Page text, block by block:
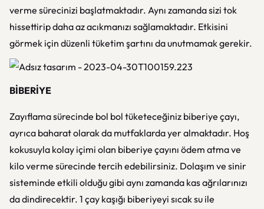
verme sürecinizi başlatmaktadır. Aynı zamanda sizi tok
hissettirip daha az acıkmanızı sağlamaktadır. Etkisini
görmek için düzenli tüketim şartını da unutmamak gerekir.
BİBERİYE
Zayıflama sürecinde bol bol tüketeceğiniz biberiye çayı,
ayrıca baharat olarak da mutfaklarda yer almaktadır. Hoş
kokusuyla kolay içimi olan biberiye çayını ödem atma ve
kilo verme sürecinde tercih edebilirsiniz. Dolaşım ve sinir
sisteminde etkili olduğu gibi aynı zamanda kas ağrılarınızı
da dindirecektir. 1 çay kaşığı biberiyeyi sıcak su ile